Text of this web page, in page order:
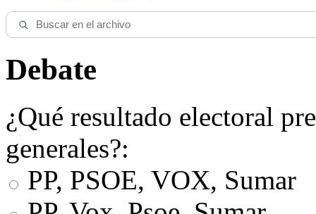
Debate
¿Qué resultado electoral
generales?:
PP, PSOE, VOX, Sumar